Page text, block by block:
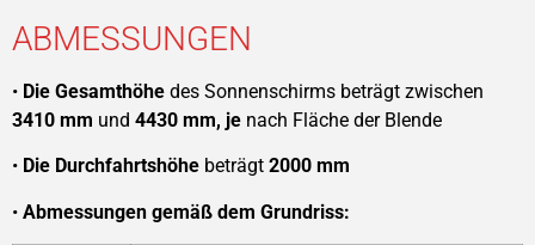
ABMESSUNGEN
• Die Gesamthöhe des Sonnenschirms beträgt zwischen
3410 mm und 4430 mm, je nach Fläche der Blende
• Die Durchfahrtshöhe beträgt 2000 mm
• Abmessungen gemäß dem Grundriss: